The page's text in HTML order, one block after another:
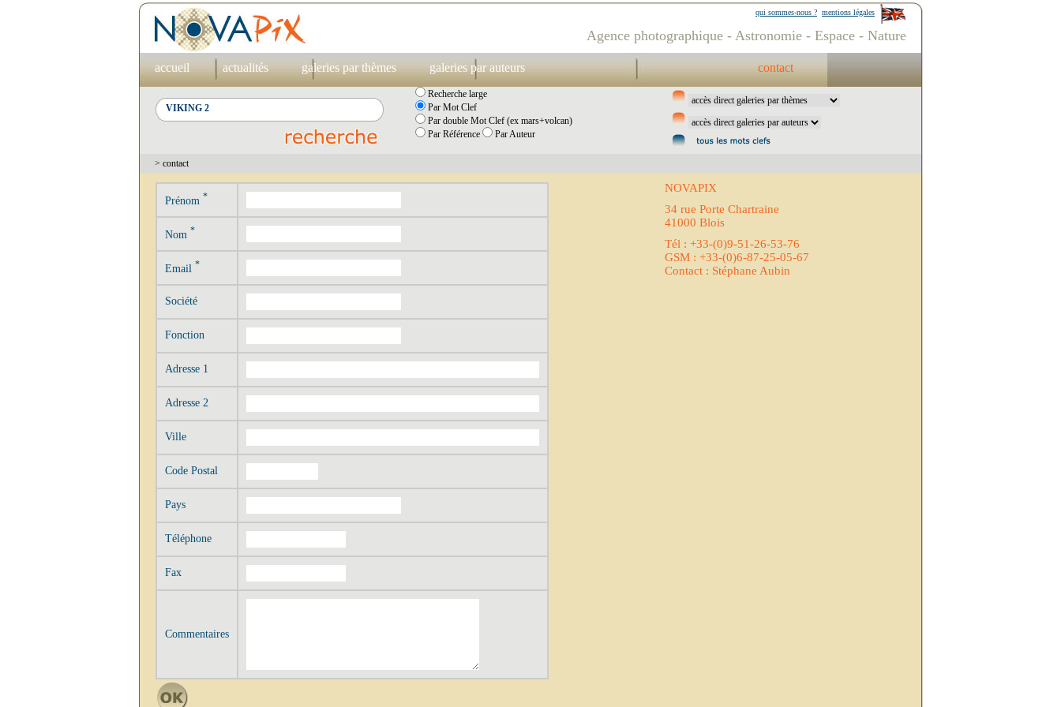
mentions légales
qui sommes-nous ?
Agence photographique - Astronomie - Espace - Nature
accueil actualités galeries par thèmes galeries par auteurs contact
Recherche large
Par Mot Clef
Par double Mot Clef (ex mars+volcan)
Par Référence
Par Auteur
> contact
Prénom *
Nom *
Email *
Société
Fonction
Adresse 1
Adresse 2
Ville
Code Postal
Pays
Téléphone
Fax
Commentaires
NOVAPIX
34 rue Porte Chartraine
41000 Blois
Tél : +33-(0)9-51-26-53-76
GSM : +33-(0)6-87-25-05-67
Contact : Stéphane Aubin